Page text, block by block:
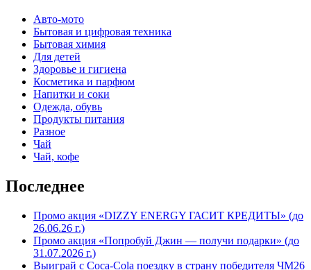
Авто-мото
Бытовая и цифровая техника
Бытовая химия
Для детей
Здоровье и гигиена
Косметика и парфюм
Напитки и соки
Одежда, обувь
Продукты питания
Разное
Чай
Чай, кофе
Последнее
Промо акция «DIZZY ENERGY ГАСИТ КРЕДИТЫ» (до
26.06.26 г.)
Промо акция «Попробуй Джин — получи подарки» (до
31.07.2026 г.)
Выиграй с Coca-Cola поездку в страну победителя ЧМ26